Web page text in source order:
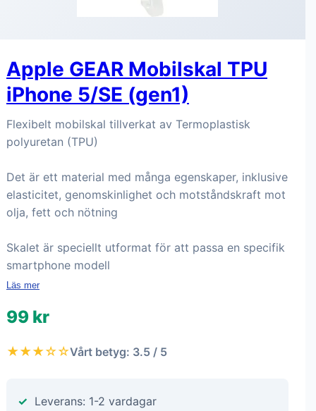
Apple GEAR Mobilskal TPU
iPhone 5/SE (gen1)
Flexibelt mobilskal tillverkat av Termoplastisk
polyuretan (TPU)
Det är ett material med många egenskaper, inklusive
elasticitet, genomskinlighet och motståndskraft mot
olja, fett och nötning
Skalet är speciellt utformat för att passa en specifik
smartphone modell
Läs mer
99 kr
★★★☆☆Vårt betyg: 3.5 / 5
Leverans: 1-2 vardagar